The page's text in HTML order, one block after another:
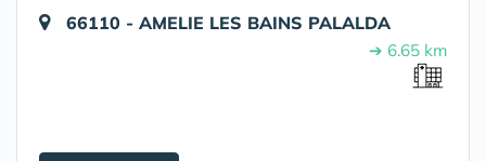
66110 - AMELIE LES BAINS PALALDA
➔ 6.65 km